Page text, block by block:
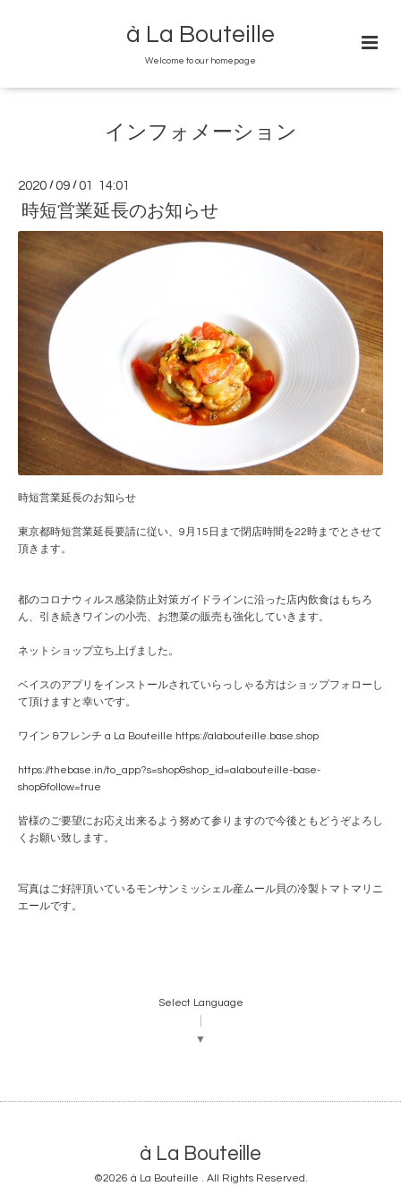
à La Bouteille
Welcome to our homepage
インフォメーション
2020 /09 /01 14:01
時短営業延長のお知らせ
時短営業延長のお知らせ
東京都時短営業延長要請に従い、9月15日まで閉店時間を22時までとさせて
頂きます。
都のコロナウィルス感染防止対策ガイドラインに沿った店内飲食はもちろ
ん、引き続きワインの小売、お惣菜の販売も強化していきます。
ネットショップ立ち上げました。
ベイスのアプリをインストールされていらっしゃる方はショップフォローし
て頂けますと幸いです。
ワイン &フレンチ a La Bouteille https://alabouteille.base.shop
https://thebase.in/to_app?s=shop&shop_id=alabouteille-base-
shop&follow=true
皆様のご要望にお応え出来るよう努めて参りますので今後ともどうぞよろし
くお願い致します。
写真はご好評頂いているモンサンミッシェル産ムール貝の冷製トマトマリニ
エールです。
Select Language
▼
à La Bouteille
©2026 à La Bouteille . All Rights Reserved.